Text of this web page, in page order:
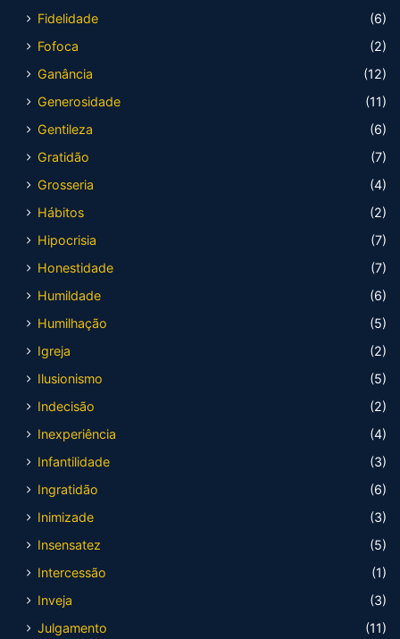
Fidelidade
(6)
Fofoca
(2)
Ganância
(12)
Generosidade
(11)
Gentileza
(6)
Gratidão
(7)
Grosseria
(4)
Hábitos
(2)
Hipocrisia
(7)
Honestidade
(7)
Humildade
(6)
Humilhação
(5)
Igreja
(2)
Ilusionismo
(5)
Indecisão
(2)
Inexperiência
(4)
Infantilidade
(3)
Ingratidão
(6)
Inimizade
(3)
Insensatez
(5)
Intercessão
(1)
Inveja
(3)
Julgamento
(11)